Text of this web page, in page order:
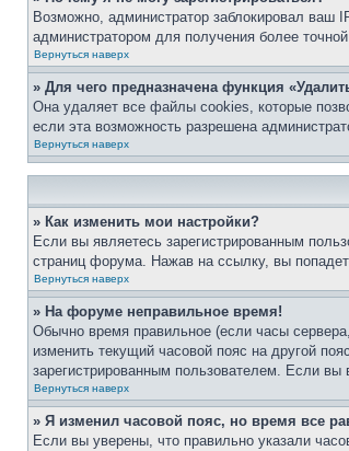
Возможно, администратор заблокировал ваш
администратором для получения более
Вернуться наверх
» Для чего предназначена функция
Она удаляет все файлы cookies, которые
если эта возможность разрешена
Вернуться наверх
» Как изменить мои настройки?
Если вы являетесь зарегистрированным
страниц форума. Нажав на ссылку, вы
Вернуться наверх
» На форуме неправильное время!
Обычно время правильное (если часы
изменить текущий часовой пояс на другой
зарегистрированным пользователем. Если
Вернуться наверх
» Я изменил часовой пояс, но время все
Если вы уверены, что правильно указали